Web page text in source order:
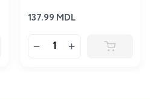
137.99 MDL